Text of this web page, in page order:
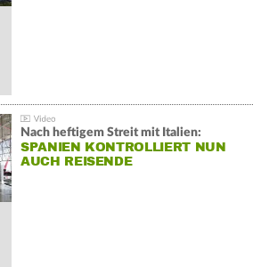
Nach heftigem Streit mit Italien:
SPANIEN KONTROLLIERT NUN
AUCH REISENDE